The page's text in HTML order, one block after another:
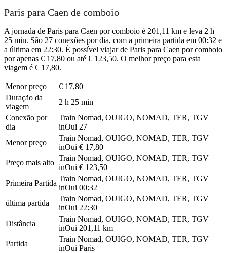
Paris para Caen de comboio
A jornada de Paris para Caen por comboio é 201,11 km e leva 2 h
25 min. São 27 conexões por dia, com a primeira partida em 00:32 e
a última em 22:30. É possível viajar de Paris para Caen por comboio
por apenas € 17,80 ou até € 123,50. O melhor preço para esta
viagem é € 17,80.
Menor preço
€ 17,80
Duração da
viagem
2 h 25 min
Conexão por
dia
Train Nomad, OUIGO, NOMAD, TER, TGV
inOui 27
Menor preço
Train Nomad, OUIGO, NOMAD, TER, TGV
inOui € 17,80
Preço mais alto
Train Nomad, OUIGO, NOMAD, TER, TGV
inOui € 123,50
Primeira Partida
Train Nomad, OUIGO, NOMAD, TER, TGV
inOui 00:32
última partida
Train Nomad, OUIGO, NOMAD, TER, TGV
inOui 22:30
Distância
Train Nomad, OUIGO, NOMAD, TER, TGV
inOui 201,11 km
Partida
Train Nomad, OUIGO, NOMAD, TER, TGV
inOui Paris